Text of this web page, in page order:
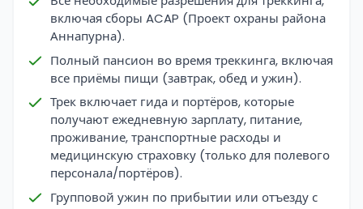
включая сборы ACAP (Проект охраны района
Аннапурна).
Полный пансион во время треккинга, включая
все приёмы пищи (завтрак, обед и ужин).
Трек включает гида и портёров, которые
получают ежедневную зарплату, питание,
проживание, транспортные расходы и
медицинскую страховку (только для полевого
персонала/портёров).
Групповой ужин по прибытии или отъезду с